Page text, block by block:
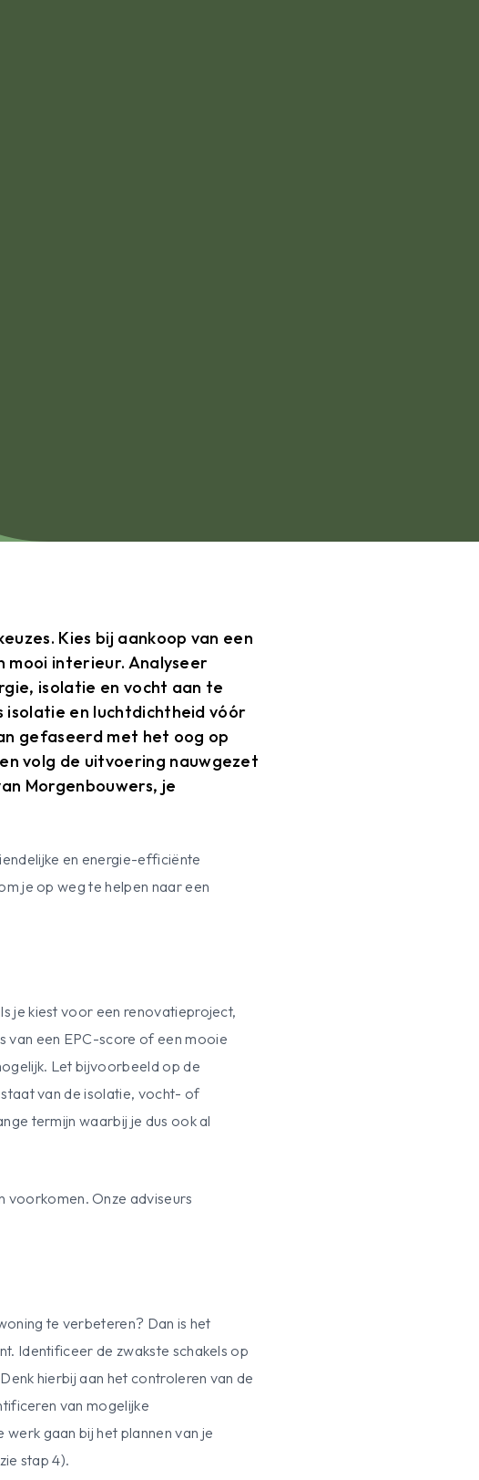
Kies bij aankoop van een
mooi interieur. Analyseer
isolatie en vocht aan te
en luchtdichtheid vóór
gefaseerd met het oog op
volg de uitvoering nauwgezet
Morgenbouwers, je
en energie-efficiënte
je op weg te helpen naar een
je kiest voor een renovatieproject,
van een EPC-score of een mooie
Let bijvoorbeeld op de
van de isolatie, vocht- of
termijn waarbij je dus ook al
voorkomen. Onze adviseurs
te verbeteren? Dan is het
Identificeer de zwakste schakels op
hierbij aan het controleren van de
van mogelijke
gaan bij het plannen van je
stap 4).